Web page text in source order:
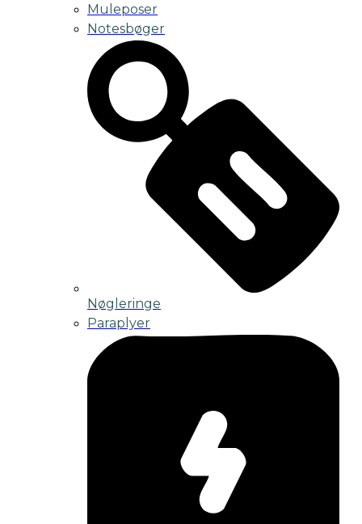
Muleposer
Notesbøger
Nøgleringe
Paraplyer